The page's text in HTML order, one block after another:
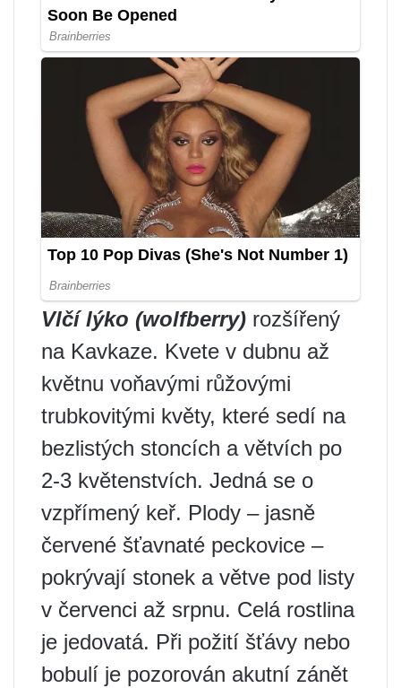
Vlčí lýko (wolfberry) rozšířený
na Kavkaze. Kvete v dubnu až
květnu voňavými růžovými
trubkovitými květy, které sedí na
bezlistých stoncích a větvích po
2-3 květenstvích. Jedná se o
vzpřímený keř. Plody – jasně
červené šťavnaté peckovice –
pokrývají stonek a větve pod listy
v červenci až srpnu. Celá rostlina
je jedovatá. Při požití šťávy nebo
bobulí je pozorován akutní zánět